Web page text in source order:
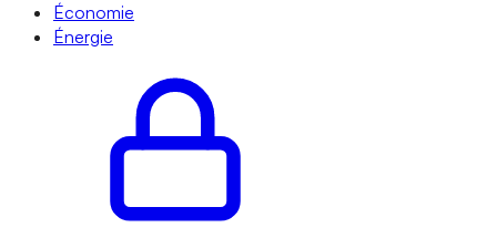
Économie
Énergie